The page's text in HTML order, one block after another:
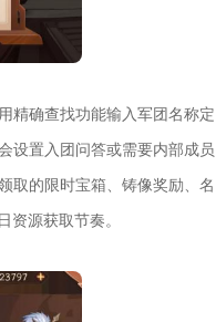
精确查找功能输入军团名称定
设置入团问答或需要内部成员
取的限时宝箱、铸像奖励、名
源获取节奏。